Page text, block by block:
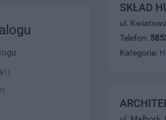
SKŁAD
ul.
Telefon:
Kategoria: